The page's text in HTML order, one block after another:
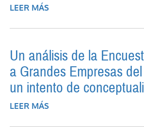
LEER MÁS
Un análisis de la
a Grandes Empresas
un intento de
LEER MÁS
INDEC Y UN INTENTO